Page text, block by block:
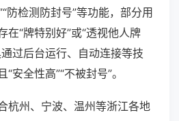
防检测防封号”等功能，部分用
在“牌特别好”或“透视他人牌
过后台运行、自动连接等技
安全性高”“不被封号”。
杭州、宁波、温州等浙江各地